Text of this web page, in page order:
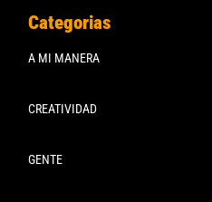
Categorias
A MI MANERA
CREATIVIDAD
GENTE